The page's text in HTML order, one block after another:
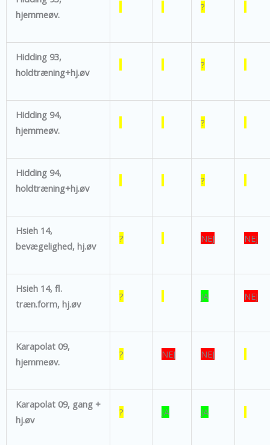
hjemmeøv.
?
Hidding 93,
holdtræning+hj.øv
?
Hidding 94,
hjemmeøv.
?
Hidding 94,
holdtræning+hj.øv
?
Hsieh 14,
bevægelighed, hj.øv
? NEJ NEJ
Hsieh 14, fl.
træn.form, hj.øv
? JA NEJ
Karapolat 09,
hjemmeøv.
? NEJ NEJ
Karapolat 09, gang +
hj.øv
? JA JA